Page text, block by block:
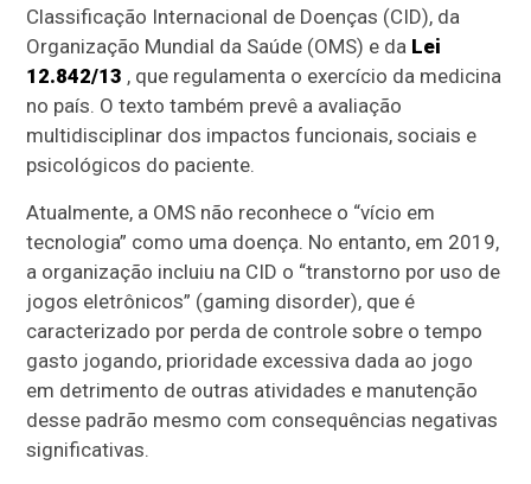
Classificação Internacional de Doenças (CID), da
Organização Mundial da Saúde (OMS) e da Lei
12.842/13 , que regulamenta o exercício da medicina
no país. O texto também prevê a avaliação
multidisciplinar dos impactos funcionais, sociais e
psicológicos do paciente.
Atualmente, a OMS não reconhece o “vício em
tecnologia” como uma doença. No entanto, em 2019,
a organização incluiu na CID o “transtorno por uso de
jogos eletrônicos” (gaming disorder), que é
caracterizado por perda de controle sobre o tempo
gasto jogando, prioridade excessiva dada ao jogo
em detrimento de outras atividades e manutenção
desse padrão mesmo com consequências negativas
significativas.